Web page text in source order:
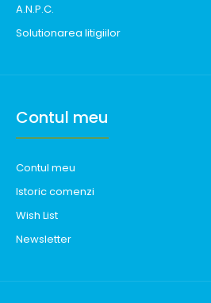
A.N.P.C.
Solutionarea litigiilor
Contul meu
Contul meu
Istoric comenzi
Wish List
Newsletter